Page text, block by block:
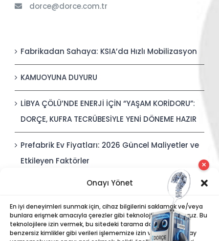
Onayı Yönet
En iyi deneyimleri sunmak için, cihaz bilgilerini saklamak ve/veya
bunlara erişmek amacıyla çerezler gibi teknolojiler kullanıyoruz. Bu
teknolojilere izin vermek, bu sitedeki tarama davranışı veya
benzersiz kimlikler gibi verileri işlememize izin verecektir. Onay
dorce@dorce.com.tr
Fabrikadan Sahaya: KSIA’da Hızlı Mobilizasyon
KAMUOYUNA DUYURU
LİBYA ÇÖLÜ’NDE ENERJİ İÇİN “YAŞAM KORİDORU”:
DORÇE, KUFRA TECRÜBESİYLE YENİ DÖNEME HAZIR
Prefabrik Ev Fiyatları: 2026 Güncel Maliyetler ve
Etkileyen Faktörler
Polis Karakolları: Güvenli, Entegre ve Hızlı İnşa
Edilebilir Kamu Güvenliği Yapıları
✕